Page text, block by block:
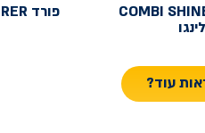
COMBI
פורד
עוד?